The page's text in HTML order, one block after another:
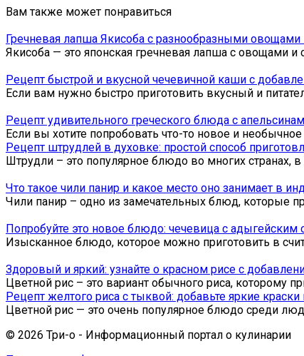
Вам также может понравиться
Гречневая лапша Якисоба с разнообразными
Якисоба — это японская гречневая лапша с овощами
Рецепт быстрой и вкусной чечевичной каши с
Если вам нужно быстро приготовить вкусный и
Рецепт удивительного греческого блюда с
Если вы хотите попробовать что-то новое и
Рецепт штрудлей в духовке: простой способ
Штрудли – это популярное блюдо во многих странах,
Что такое чили панир и какое место оно занимает в
Чили панир – одно из замечательных блюд, которые
Попробуйте это новое блюдо: чечевица с
Изысканное блюдо, которое можно приготовить в
Здоровый и яркий: узнайте о красном рисе с
Цветной рис – это вариант обычного риса, которому
Рецепт желтого риса с тыквой: добавьте яркие
Цветной рис — это очень популярное блюдо среди
© 2026 Три-о - Информационный портал о кулинарии